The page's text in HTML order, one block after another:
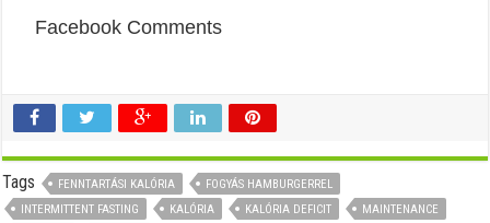
Facebook Comments
Tags FENNTARTÁSI KALÓRIA
FOGYÁS HAMBURGERREL
INTERMITTENT FASTING
KALÓRIA KALÓRIA DEFICIT
MAINTENANCE